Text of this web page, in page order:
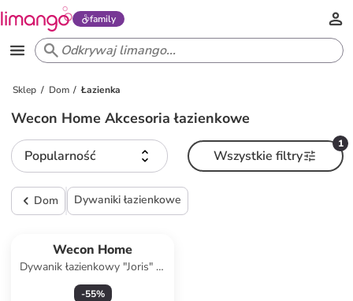
family
Sklep Dom Łazienka
Wecon Home Akcesoria łazienkowe
Popularność
1
Wszystkie filtry
Dom Dywaniki łazienkowe
Wecon Home
Dywanik łazienkowy "Joris" w
kolorze jasnoszarym
-55%